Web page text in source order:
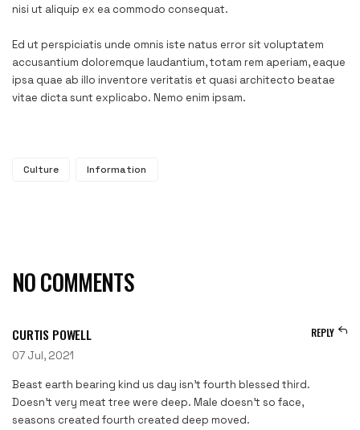
nisi ut aliquip ex ea commodo consequat.
Ed ut perspiciatis unde omnis iste natus error sit voluptatem
accusantium doloremque laudantium, totam rem aperiam, eaque
ipsa quae ab illo inventore veritatis et quasi architecto beatae
vitae dicta sunt explicabo. Nemo enim ipsam.
Culture Information
NO COMMENTS
CURTIS POWELL
07 Jul, 2021
REPLY
Beast earth bearing kind us day isn’t fourth blessed third.
Doesn’t very meat tree were deep. Male doesn’t so face,
seasons created fourth created deep moved.